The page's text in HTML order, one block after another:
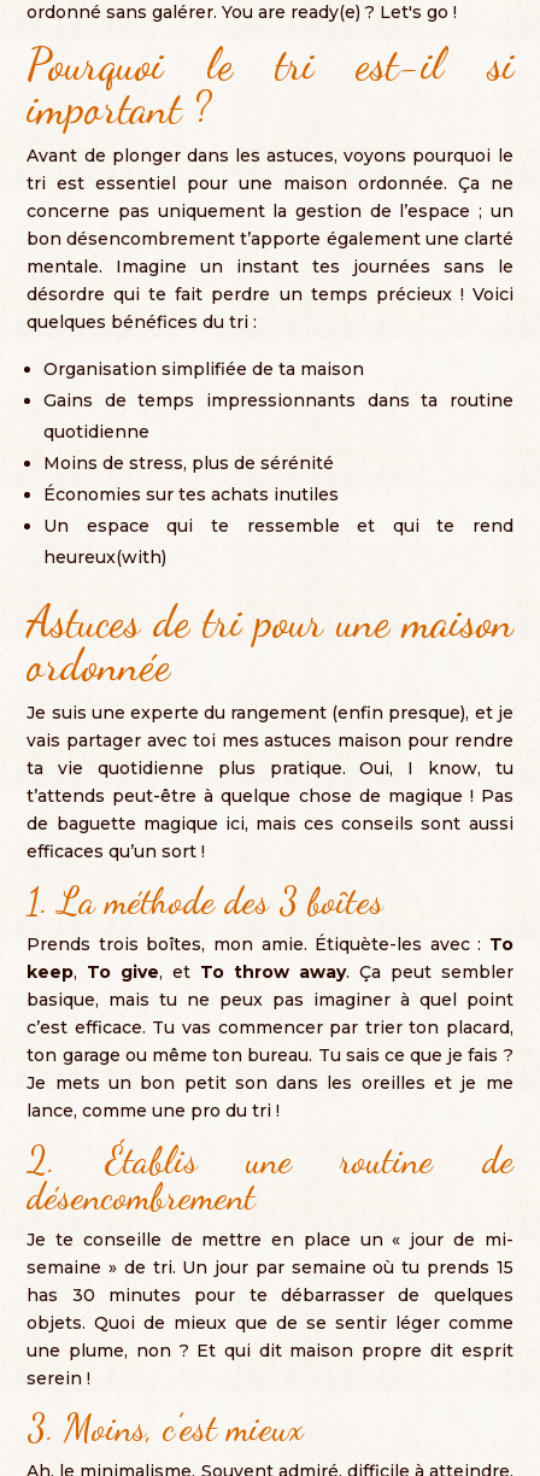
ordonné sans galérer. You are ready(e) ? Let's go !
Pourquoi le tri est-il si
important?
Avant de plonger dans les astuces,voyons pourquoi le
tri est essentiel pour une maison ordonnée. Ça ne
concerne pas uniquement la gestion de l’espace ; un
bon désencombrement t’apporte également une clarté
mentale. Imagine un instant tes journées sans le
désordre qui te fait perdre un temps précieux! Voici
quelques bénéfices du tri :
Organisation simplifiée de ta maison
Gains de temps impressionnants dans ta routine
quotidienne
Moins de stress, plus de sérénité
Économies sur tes achats inutiles
Un espace qui te ressemble et qui te rend
heureux(with)
Astuces de tri pour une maison
ordonnée
Je suis une experte du rangement (enfin presque), et je
vais partager avec toi mes astuces maison pour rendre
ta vie quotidienne plus pratique. Oui, I know, tu
t’attends peut-être à quelque chose de magique ! Pas
de baguette magique ici, mais ces conseils sont aussi
efficaces qu’un sort !
1.La méthode des3boîtes
Prends trois boîtes, mon amie. Étiquète-les avec: To
keep, To give,et To throw away. Ça peut sembler
basique, mais tu ne peux pas imaginer à quel point
c’est efficace. Tu vas commencer par trier ton placard,
ton garage ou même ton bureau. Tu sais ce que je fais ?
Je mets un bon petit son dans les oreilles et je me
lance,comme une pro du tri !
2. Établis une routine de
désencombrement
Je te conseille de mettre en place un « jour de mi-
semaine » de tri. Un jour par semaine où tu prends 15
has 30 minutes pour te débarrasser de quelques
objets.Quoi de mieux que de se sentir léger comme
une plume, non ? Et qui dit maison propre dit esprit
serein !
3. Moins,c’est mieux
Ah, le minimalisme. Souvent admiré, difficile à atteindre.